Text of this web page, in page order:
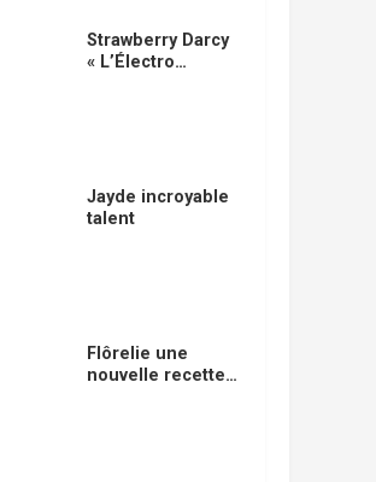
Strawberry Darcy
« L’Électro
Jayde incroyable
talent
Flôrelie une
nouvelle recette